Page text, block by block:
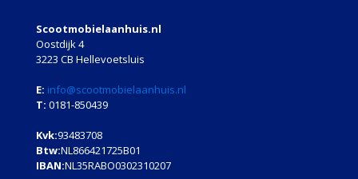
Scootmobielaanhuis.nl
Oostdijk 4
3223 CB Hellevoetsluis
E: info@scootmobielaanhuis.nl
T: 0181-850439
Kvk:93483708
Btw:NL866421725B01
IBAN:NL35RABO0302310207